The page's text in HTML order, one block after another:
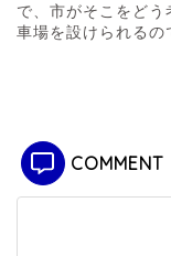
で、市がそこをど
車場を設けられるの
COMMENT